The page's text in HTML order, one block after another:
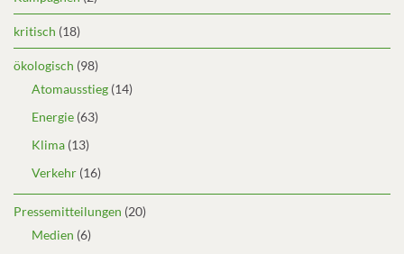
kritisch (18)
ökologisch (98)
Atomausstieg (14)
Energie (63)
Klima (13)
Verkehr (16)
Pressemitteilungen (20)
Medien (6)